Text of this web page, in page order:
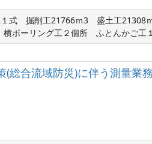
式　掘削工21766ｍ3　盛土工
総合流域防災)に伴う測量業